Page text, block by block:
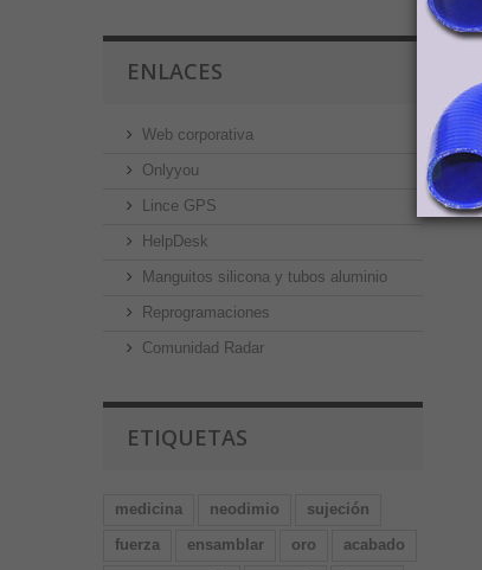
ENLACES
Web corporativa
Onlyyou
Lince GPS
HelpDesk
Manguitos silicona y tubos aluminio
Reprogramaciones
Comunidad Radar
ETIQUETAS
medicina neodimio
sujeción
fuerza
ensamblar oro
acabado